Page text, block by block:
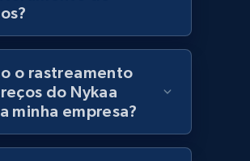
id, Title, Product description,
count, Initial price, Discount,
175+ Comece agora
o rastreamento
do Nykaa
minha empresa?